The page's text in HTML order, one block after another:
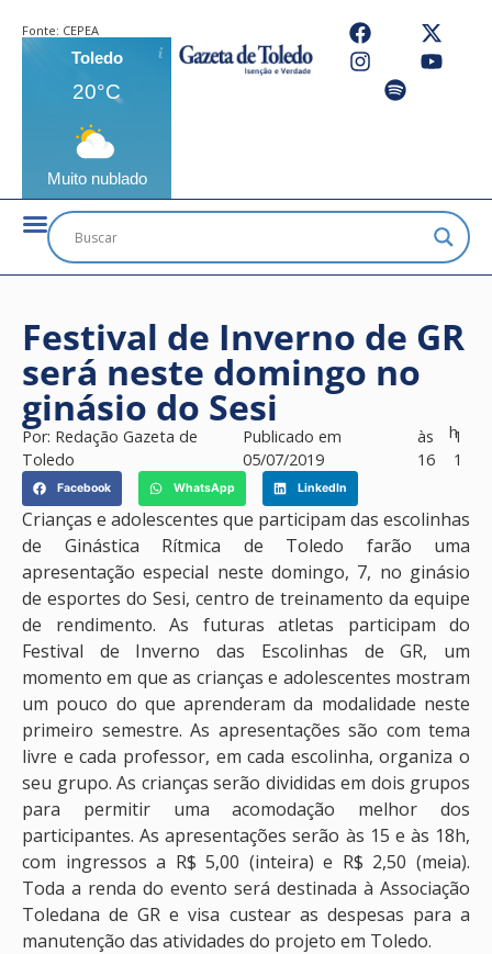
Fonte: CEPEA
Toledo
20°C
Muito nublado
Festival de Inverno de GR
será neste domingo no
ginásio do Sesi
Por: Redação Gazeta de
Toledo
Publicado em
05/07/2019
às
16
h1
1
Facebook WhatsApp LinkedIn
Crianças e adolescentes que participam das escolinhas
de Ginástica Rítmica de Toledo farão uma
apresentação especial neste domingo, 7, no ginásio
de esportes do Sesi, centro de treinamento da equipe
de rendimento. As futuras atletas participam do
Festival de Inverno das Escolinhas de GR, um
momento em que as crianças e adolescentes mostram
um pouco do que aprenderam da modalidade neste
primeiro semestre. As apresentações são com tema
livre e cada professor, em cada escolinha, organiza o
seu grupo. As crianças serão divididas em dois grupos
para permitir uma acomodação melhor dos
participantes. As apresentações serão às 15 e às 18h,
com ingressos a R$ 5,00 (inteira) e R$ 2,50 (meia).
Toda a renda do evento será destinada à Associação
Toledana de GR e visa custear as despesas para a
manutenção das atividades do projeto em Toledo.